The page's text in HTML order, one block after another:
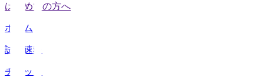
はじめての方へ
ホーム
試合速報
チケット